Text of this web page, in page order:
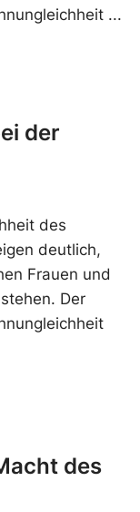
der
des
deutlich,
Frauen und
Der
des